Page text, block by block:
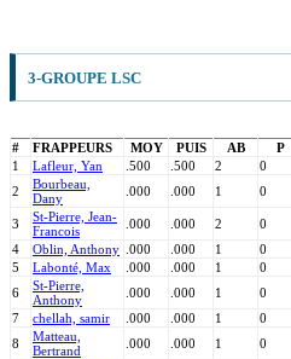
3-GROUPE LSC
# FRAPPEURS MOY PUIS AB P
1
Lafleur, Yan .500 .500 2 0
2
Bourbeau,
Dany
.000 .000 1 0
3
St-Pierre, Jean-
Francois
.000 .000 2 0
4
Oblin, Anthony .000 .000 1 0
5
Labonté, Max .000 .000 1 0
6
St-Pierre,
Anthony
.000 .000 1 0
7
chellah, samir .000 .000 1 0
8
Matteau,
Bertrand
.000 .000 1 0